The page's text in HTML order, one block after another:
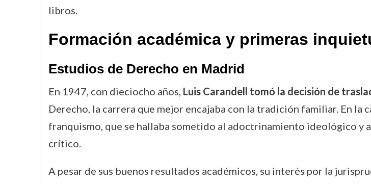
libros.
Formación académica y primeras
Estudios de Derecho en Madrid
En 1947, con dieciocho años, Luis Carandell tomó la decisión de
Derecho, la carrera que mejor encajaba con la tradición familiar. En
franquismo, que se hallaba sometido al adoctrinamiento ideológico y
crítico.
A pesar de sus buenos resultados académicos, su interés por la